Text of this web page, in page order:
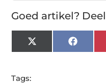
Goed artikel?
X
(Twitter)
Tags: